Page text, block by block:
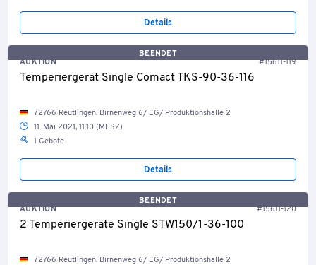
Details
BEENDET
AUKTION
#15611-119
Temperiergerät Single Comact TKS-90-36-116
72766 Reutlingen, Birnenweg 6/ EG/ Produktionshalle 2
11. Mai 2021, 11:10 (MESZ)
1 Gebote
Details
BEENDET
AUKTION
#15611-120
2 Temperiergeräte Single STW150/1-36-100
72766 Reutlingen, Birnenweg 6/ EG/ Produktionshalle 2